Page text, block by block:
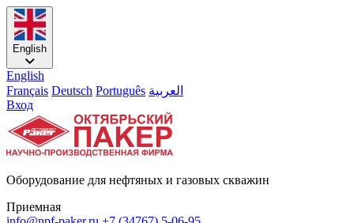
English
English
Français Deutsch Português العربية
Вход
Оборудование для нефтяных и газовых скважин
Приемная